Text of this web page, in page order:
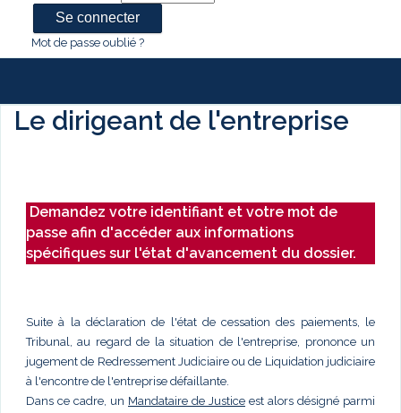
Mot de passe oublié ?
Le dirigeant de l'entreprise
Demandez votre identifiant et votre mot de
passe afin d'accéder aux informations
spécifiques sur l'état d'avancement du dossier.
Suite à la déclaration de l'état de cessation des paiements, le
Tribunal, au regard de la situation de l'entreprise, prononce un
jugement de Redressement Judiciaire ou de Liquidation judiciaire
à l'encontre de l'entreprise défaillante.
Dans ce cadre, un Mandataire de Justice est alors désigné parmi